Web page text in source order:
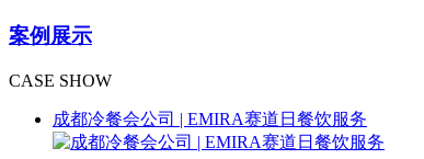
案例展示
CASE SHOW
成都冷餐会公司 | EMIRA赛道日餐饮服务